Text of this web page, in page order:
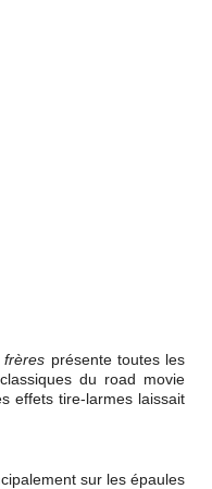
frères présente toutes les
du road movie
effets tire-larmes laissait
sur les épaules